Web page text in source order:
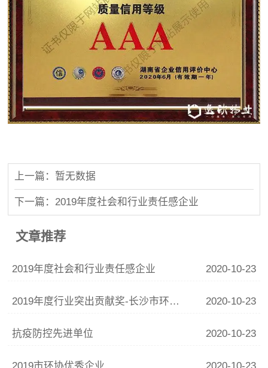
上一篇：暂无数据
下一篇：2019年度社会和行业责任感企业
文章推荐
2019年度社会和行业责任感企业 2020-10-23
2019年度行业突出贡献奖-长沙市环境工程研究会 2020-10-23
抗疫防控先进单位 2020-10-23